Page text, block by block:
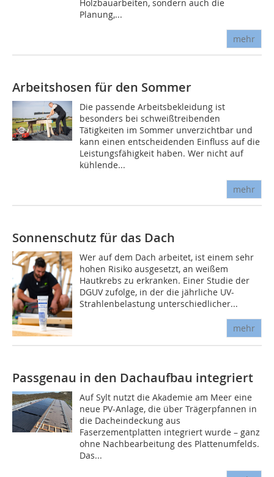
Holzbauarbeiten, sondern auch die
Planung,...
mehr
Arbeitshosen für den Sommer
Die passende Arbeitsbekleidung ist
besonders bei schweißtreibenden
Tätigkeiten im Sommer unverzichtbar und
kann einen entscheidenden Einfluss auf die
Leistungsfähigkeit haben. Wer nicht auf
kühlende...
mehr
Sonnenschutz für das Dach
Wer auf dem Dach arbeitet, ist einem sehr
hohen Risiko ausgesetzt, an weißem
Hautkrebs zu erkranken. Einer Studie der
DGUV zufolge, in der die jährliche UV-
Strahlenbelastung unterschiedlicher...
mehr
Passgenau in den Dachaufbau integriert
Auf Sylt nutzt die Akademie am Meer eine
neue PV-Anlage, die über Trägerpfannen in
die Dacheindeckung aus
Faserzementplatten integriert wurde – ganz
ohne Nachbearbeitung des Plattenumfelds.
Das...